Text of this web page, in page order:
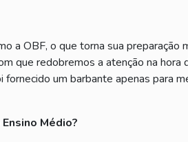
a OBF, o que torna sua preparação
que redobremos a atenção na
um barbante apenas para
Médio?